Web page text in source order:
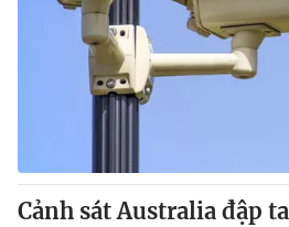
Cảnh sát Australia đập